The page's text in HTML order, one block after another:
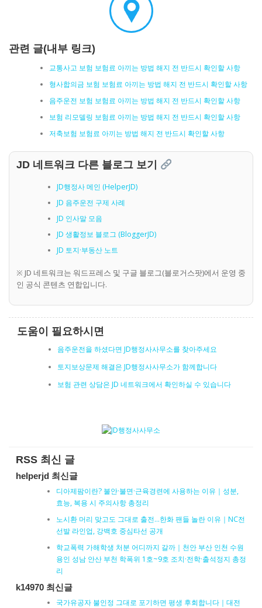
관련 글(내부 링크)
교통사고 보험 보험료 아끼는 방법 해지 전 반드시 확인할 사항
형사합의금 보험 보험료 아끼는 방법 해지 전 반드시 확인할 사항
음주운전 보험 보험료 아끼는 방법 해지 전 반드시 확인할 사항
보험 리모델링 보험료 아끼는 방법 해지 전 반드시 확인할 사항
저축보험 보험료 아끼는 방법 해지 전 반드시 확인할 사항
JD 네트워크 다른 블로그 보기
JD행정사 메인 (HelperJD)
JD 음주운전 구제 사례
JD 인사말 모음
JD 생활정보 블로그 (BloggerJD)
JD 토지·부동산 노트
※ JD 네트워크는 워드프레스 및 구글 블로그(블로거스팟)에서 운영 중
인 공식 콘텐츠 연합입니다.
도움이 필요하시면
음주운전을 하셨다면 JD행정사사무소를 찾아주세요
토지보상문제 해결은 JD행정사사무소가 함께합니다
보험 관련 상담은 JD 네트워크에서 확인하실 수 있습니다
RSS 최신 글
helperjd 최신글
디아제팜이란? 불안·불면·근육경련에 사용하는 이유｜성분,
효능, 복용 시 주의사항 총정리
노시환 머리 맞고도 그대로 출전…한화 팬들 놀란 이유｜NC전
선발 라인업, 강백호 중심타선 공개
학교폭력 가해학생 처분 어디까지 갈까｜천안 부산 인천 수원
용인 성남 안산 부천 학폭위 1호~9호 조치·전학·출석정지 총정
리
k14970 최신글
국가유공자 불인정 그대로 포기하면 평생 후회합니다｜대전